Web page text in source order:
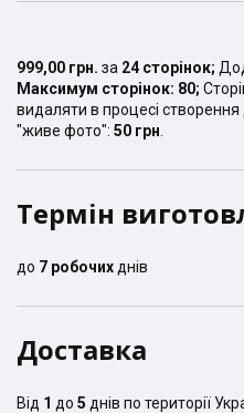
999,00 грн. за 24 сторінок;
Максимум сторінок: 80;
видаляти в процесі
"живе фото": 50 грн
Термін
до 7 робочих днів
Доставка
Від 1 до 5 днів по території